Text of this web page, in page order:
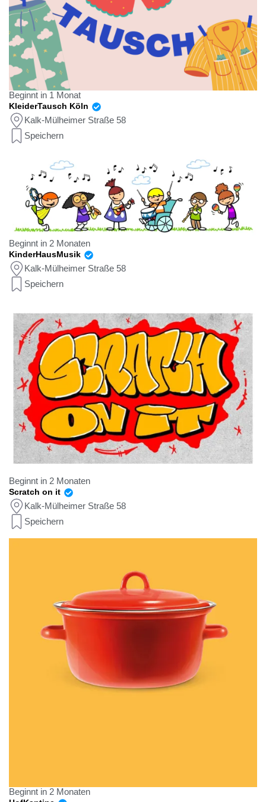
Beginnt in 1 Monat
KleiderTausch Köln
Kalk-Mülheimer Straße 58
Speichern
Beginnt in 2 Monaten
KinderHausMusik
Kalk-Mülheimer Straße 58
Speichern
Beginnt in 2 Monaten
Scratch on it
Kalk-Mülheimer Straße 58
Speichern
Beginnt in 2 Monaten